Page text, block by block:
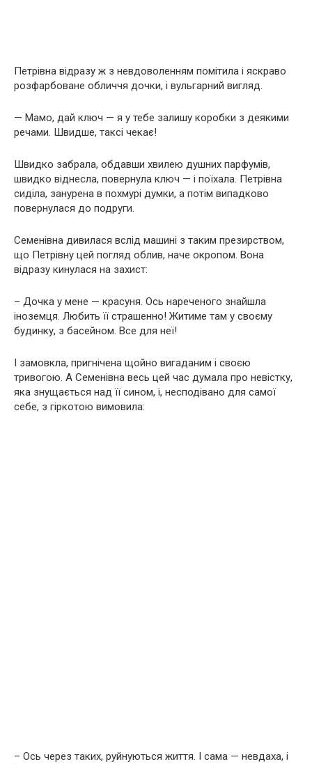
Петрівна відразу ж з невдоволенням помітила і яскраво
розфарбоване обличчя дочки, і вульгарний вигляд.
— Мамо, дай ключ — я у тебе залишу коробки з деякими
речами. Швидше, таксі чекає!
Швидко забрала, обдавши хвилею душних парфумів,
швидко віднесла, повернула ключ — і поїхала. Петрівна
сиділа, занурена в похмурі думки, а потім випадково
повернулася до подруги.
Семенівна дивилася вслід машині з таким презирством,
що Петрівну цей погляд облив, наче окропом. Вона
відразу кинулася на захист:
– Дочка у мене — красуня. Ось нареченого знайшла
іноземця. Любить її страшенно! Житиме там у своєму
будинку, з басейном. Все для неї!
І замовкла, пригнічена щойно вигаданим і своєю
тривогою. А Семенівна весь цей час думала про невістку,
яка знущається над її сином, і, несподівано для самої
себе, з гіркотою вимовила:
– Ось через таких, руйнуються життя. І сама — невдаха, і